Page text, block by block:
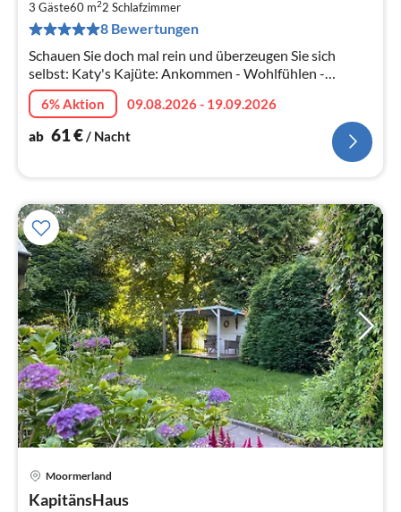
3 Gäste60 m22 Schlafzimmer
8 Bewertungen
Schauen Sie doch mal rein und überzeugen Sie sich
selbst: Katy's Kajüte: Ankommen - Wohlfühlen -
Entspannen. Moderne, komfortable Ferienwohnung mit
viel Liebe zum Detail.
6% Aktion
09.08.2026 - 19.09.2026
ab 61€/ Nacht
Moormerland
KapitänsHaus